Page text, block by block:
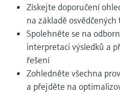
Získejte doporučení
na základě
Spolehněte se na
interpretaci výsledků a
řešení
Zohledněte všechna
a přejděte na